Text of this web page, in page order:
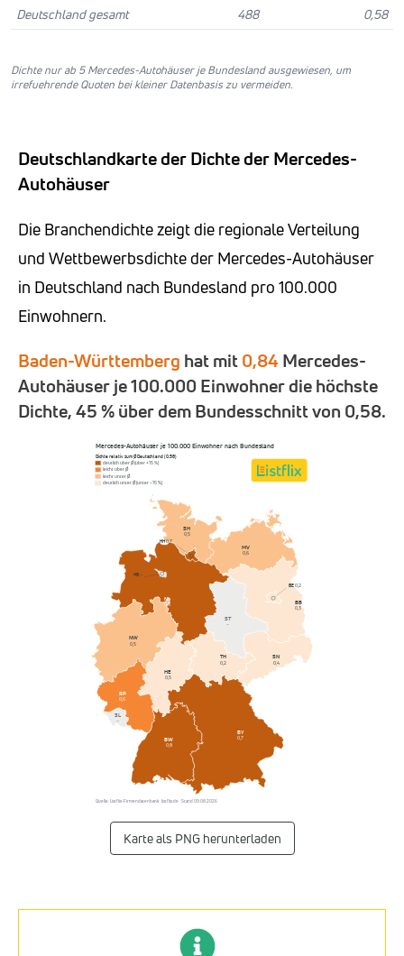
Deutschland gesamt
488 0,58
Dichte nur ab 5 Mercedes-Autohäuser je Bundesland ausgewiesen, um
irrefuehrende Quoten bei kleiner Datenbasis zu vermeiden.
Deutschlandkarte der Dichte der Mercedes-
Autohäuser
Die Branchendichte zeigt die regionale Verteilung
und Wettbewerbsdichte der Mercedes-Autohäuser
in Deutschland nach Bundesland pro 100.000
Einwohnern.
Baden-Württemberg hat mit0,84 Mercedes-
Autohäuser je 100.000 Einwohner die höchste
Dichte, 45 % über dem Bundesschnitt von 0,58.
Mercedes-Autohäuser je 100.000 Einwohner nach Bundesland
Dichte relativ zum Ø Deutschland (0,58)
deutlich über Ø (über +15 %)
leicht über Ø
leicht unter Ø
deutlich unter Ø (unter −15 %)
BW
0,8
BY
0,7
BB
0,3
HE
0,5
MV
0,6
NI
0,8
NW
0,5
RP
0,6
SL
–
ST
–
SN
0,4
SH
0,5
TH
0,2
BE0,2
HB–
HH0,7
Quelle: Listflix-Firmendatenbank · listflix.de · Stand 09.08.2026
Karte als PNG herunterladen